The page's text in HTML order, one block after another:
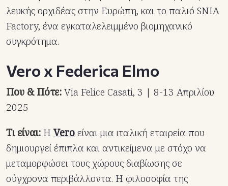
λευκής ορχιδέας στην Ευρώπη, και το παλιό SNIA
Factory, ένα εγκαταλελειμμένο βιομηχανικό
συγκρότημα.
Vero x Federica Elmo
Που & Πότε:Via Felice Casati, 3 | 8-13 Απριλίου
2025
Τι είναι: Η Veroείναι μια ιταλική εταιρεία που
δημιουργεί έπιπλα και αντικείμενα με στόχο να
μεταμορφώσει τους χώρους διαβίωσης σε
σύγχρονα περιβάλλοντα. Η φιλοσοφία της